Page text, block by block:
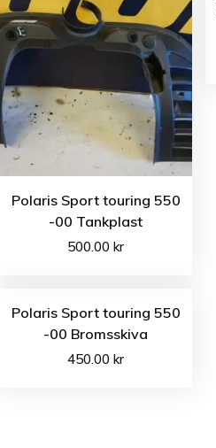
Polaris Sport touring 550
-00 Tankplast
500.00kr
Polaris Sport touring 550
-00 Bromsskiva
450.00kr